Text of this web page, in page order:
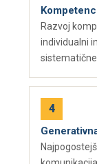
Razvoj
individualni